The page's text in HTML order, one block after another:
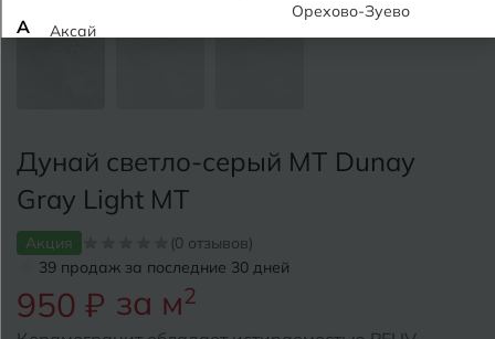
Дунай светло-серый MT Dunay
Gray Light MT
Акция
(0 отзывов)
39 продаж за последние 30 дней
950 ₽ за м2
А Аксай
Анапа
Армавир
Барнаул
Орехово-Зуево
Псков